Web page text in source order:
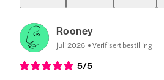
Rooney
juli 2026 Verifisert bestilling
5/5